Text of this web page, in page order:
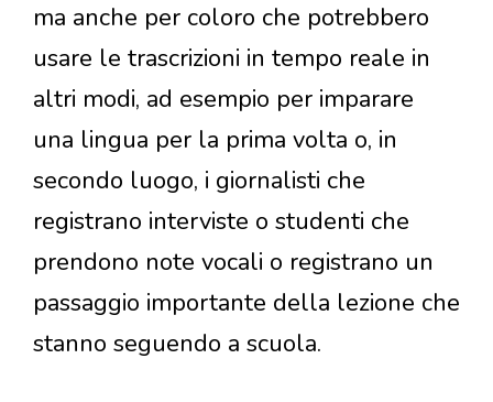
ma anche per coloro che potrebbero
usare le trascrizioni in tempo reale in
altri modi, ad esempio per imparare
una lingua per la prima volta o, in
secondo luogo, i giornalisti che
registrano interviste o studenti che
prendono note vocali o registrano un
passaggio importante della lezione che
stanno seguendo a scuola.